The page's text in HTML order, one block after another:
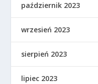
październik 2023
wrzesień 2023
sierpień 2023
lipiec 2023